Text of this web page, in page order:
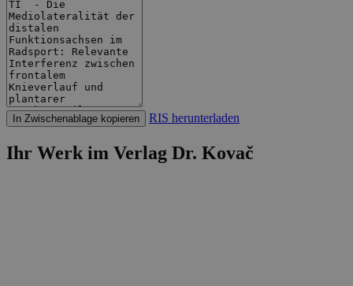
In Zwischenablage kopieren RIS herunterladen
Ihr Werk im Verlag Dr. Kovač